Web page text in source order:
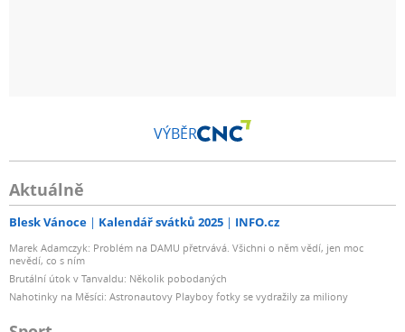
VÝBĚR
Aktuálně
Blesk Vánoce Kalendář svátků 2025 INFO.cz
Marek Adamczyk: Problém na DAMU přetrvává. Všichni o něm vědí, jen moc
nevědí, co s ním
Brutální útok v Tanvaldu: Několik pobodaných
Nahotinky na Měsíci: Astronautovy Playboy fotky se vydražily za miliony